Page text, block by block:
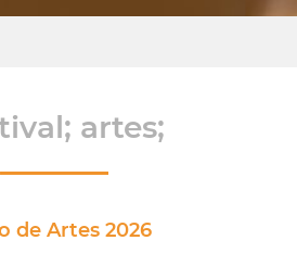
artes;
de Artes 2026